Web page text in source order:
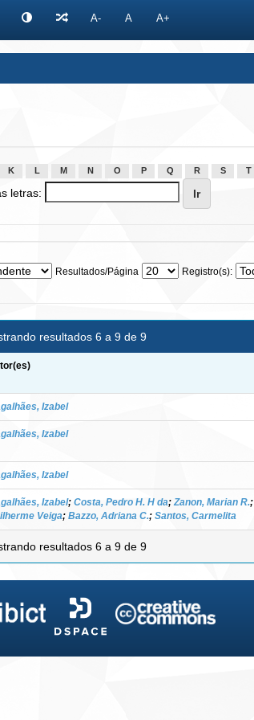
A- A A+
K L M N O P Q R S T
letras:
Resultados/Página Registro(s):
resultados 6 a 9 de 9
Izabel
Izabel
Izabel
Izabel; Costa, Pedro H. H da; Zanon, Marian R.;
Veiga; Bazzo, Adriana C.; Santos, Carmelita
resultados 6 a 9 de 9